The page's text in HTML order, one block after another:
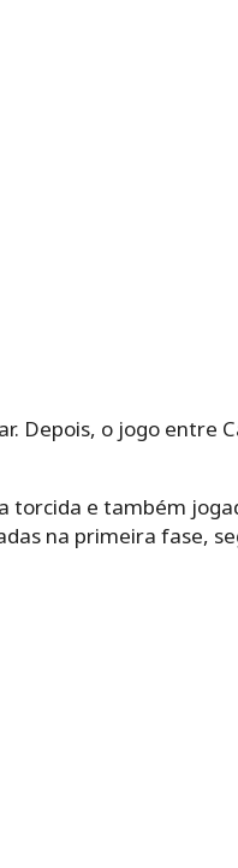
Depois, o jogo entre
torcida e também
na primeira fase,